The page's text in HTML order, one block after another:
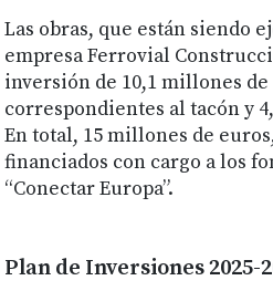
Las obras, que están siendo
empresa Ferrovial
inversión de 10,1 millones de
correspondientes al tacón y
En total, 15 millones de
financiados con cargo a los
“Conectar Europa”.
Plan de Inversiones 2025-